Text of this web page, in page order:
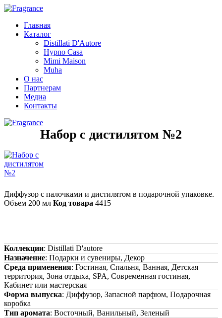
Главная
Каталог
Distillati D'Autore
Hypno Casa
Mimi Maison
Muha
О нас
Партнерам
Медиа
Контакты
Набор с дистилятом №2
Диффузор с палочками и дистилятом в подарочной упаковке.
Объем 200 мл Код товара 4415
Коллекции: Distillati D'autore
Назначение: Подарки и сувениры, Декор
Среда применения: Гостиная, Спальня, Ванная, Детская
территория, Зона отдыха, SPA, Современная гостиная,
Кабинет или мастерская
Форма выпуска: Диффузор, Запасной парфюм, Подарочная
коробка
Тип аромата: Восточный, Ванильный, Зеленый